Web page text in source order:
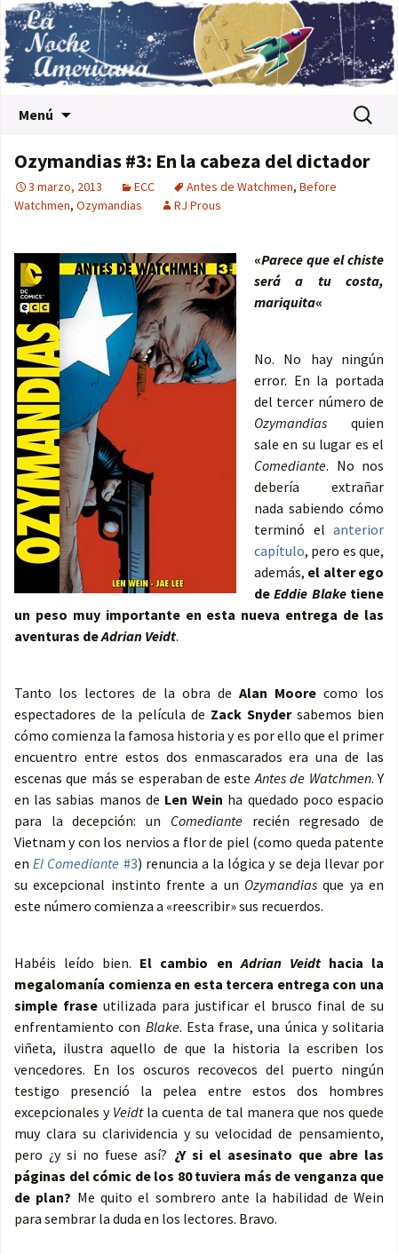
Menú Buscar:
Ozymandias #3: En la cabeza del dictador
3 marzo, 2013 ECC Antes de Watchmen, Before
Watchmen, Ozymandias RJ Prous
«Parece que el chiste
será a tu costa,
mariquita«
No. No hay ningún
error. En la portada
del tercer número de
Ozymandias quien
sale en su lugar es el
Comediante. No nos
debería extrañar
nada sabiendo cómo
terminó el anterior
capítulo, pero es que,
además, el alter ego
deEddie Blaketiene
un peso muy importante en esta nueva entrega de las
aventuras deAdrian Veidt.
Tanto los lectores de la obra de Alan Moore como los
espectadores de la película de Zack Snydersabemos bien
cómo comienza la famosa historia y es por ello que el primer
encuentro entre estos dos enmascarados era una de las
escenas que más se esperaban de esteAntes de Watchmen. Y
en las sabias manos de Len Wein ha quedado poco espacio
para la decepción: un Comedianterecién regresado de
Vietnam y con los nervios a flor de piel (como queda patente
enEl Comediante #3) renuncia a la lógica y se deja llevar por
su excepcional instinto frente a un Ozymandiasque ya en
este número comienza a «reescribir» sus recuerdos.
Habéis leído bien. El cambio enAdrian Veidthacia la
megalomanía comienza en esta tercera entrega con una
simple frase utilizada para justificar el brusco final de su
enfrentamiento con Blake. Esta frase, una única y solitaria
viñeta, ilustra aquello de que la historia la escriben los
vencedores. En los oscuros recovecos del puerto ningún
testigo presenció la pelea entre estos dos hombres
excepcionales y Veidtla cuenta de tal manera que nos quede
muy clara su clarividencia y su velocidad de pensamiento,
pero ¿y si no fuese así? ¿Y si el asesinato que abre las
páginas del cómic de los 80 tuviera más de venganza que
de plan? Me quito el sombrero ante la habilidad de Wein
para sembrar la duda en los lectores. Bravo.